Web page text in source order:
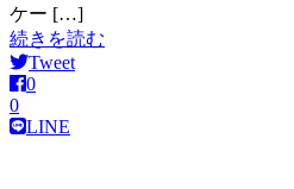
ケー […]
続きを読む
Tweet
0
0
LINE